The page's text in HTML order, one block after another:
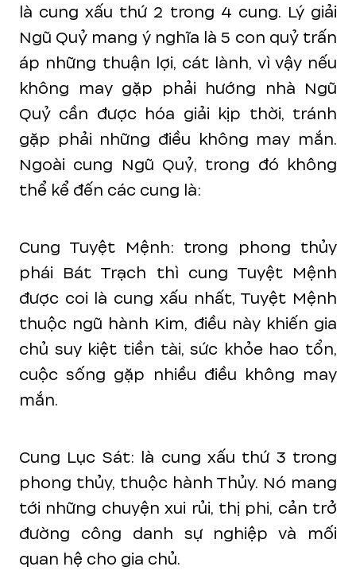
là cung xấu thứ 2 trong 4 cung. Lý giải
Ngũ Quỷ mang ý nghĩa là 5 con quỷ trấn
áp những thuận lợi, cát lành, vì vậy nếu
không may gặp phải hướng nhà Ngũ
Quỷ cần được hóa giải kịp thời, tránh
gặp phải những điều không may mắn.
Ngoài cung Ngũ Quỷ, trong đó không
thể kể đến các cung là:
Cung Tuyệt Mệnh: trong phong thủy
phái Bát Trạch thì cung Tuyệt Mệnh
được coi là cung xấu nhất, Tuyệt Mệnh
thuộc ngũ hành Kim, điều này khiến gia
chủ suy kiệt tiền tài, sức khỏe hao tổn,
cuộc sống gặp nhiều điều không may
mắn.
Cung Lục Sát: là cung xấu thứ 3 trong
phong thủy, thuộc hành Thủy. Nó mang
tới những chuyện xui rủi, thị phi, cản trở
đường công danh sự nghiệp và mối
quan hệ cho gia chủ.